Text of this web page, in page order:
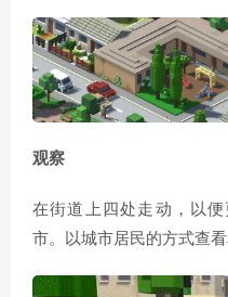
观察
在街道上四处走动，以
市。以城市居民的方式查